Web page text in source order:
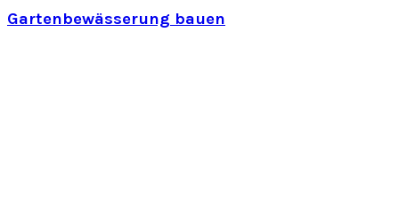
Gartenbewässerung bauen